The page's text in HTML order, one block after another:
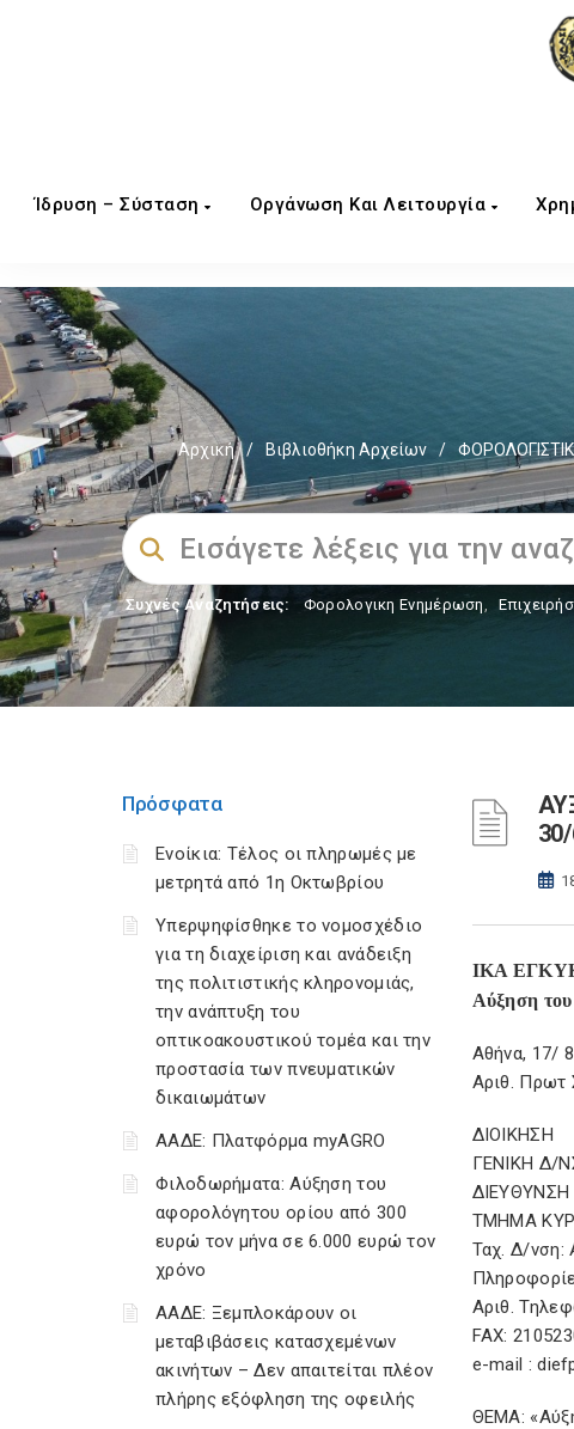
Ίδρυση – Σύσταση Οργάνωση Και Λειτουργία
Αρχική / Βιβλιοθήκη Αρχείων /
Συχνές Αναζητήσεις: Φορολογικη Ενημέρωση,
Πρόσφατα
Ενοίκια: Τέλος οι πληρωμές με
μετρητά από 1η Οκτωβρίου
Υπερψηφίσθηκε το νομοσχέδιο
για τη διαχείριση και ανάδειξη
της πολιτιστικής κληρονομιάς,
την ανάπτυξη του
οπτικοακουστικού τομέα και την
προστασία των πνευματικών
δικαιωμάτων
ΑΑΔΕ: Πλατφόρμα myAGRO
Φιλοδωρήματα: Αύξηση του
αφορολόγητου ορίου από 300
ευρώ τον μήνα σε 6.000 ευρώ τον
χρόνο
ΑΑΔΕ: Ξεμπλοκάρουν οι
μεταβιβάσεις κατασχεμένων
ακινήτων – Δεν απαιτείται πλέον
πλήρης εξόφληση της οφειλής
ΙΚΑ
Αύξηση του
Αθήνα, 17/
Αριθ.
ΔΙΟΙΚΗΣΗ
ΓΕΝΙΚΗ Δ/
ΤΜΗΜΑ
Ταχ. Δ/νση:
Αριθ.
FAX:
e-mail :
ΘΕΜΑ: